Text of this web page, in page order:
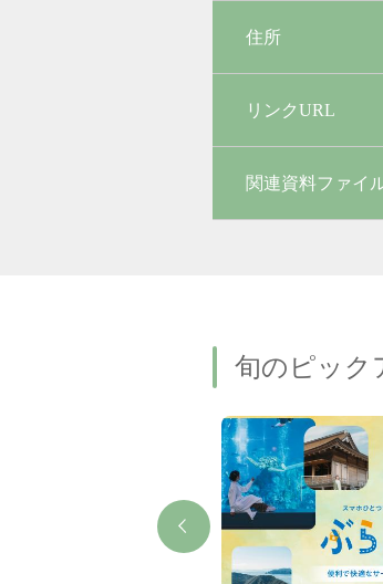
住所
リンクURL
関連資料ファイ
旬のピック